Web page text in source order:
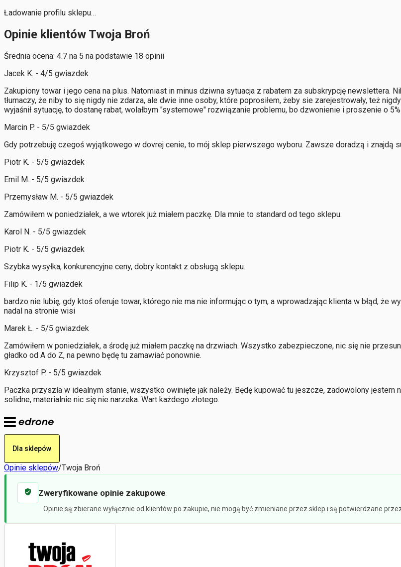
Ładowanie profilu sklepu…
Opinie klientów Twoja Broń
Średnia ocena: 4.7 na 5 na podstawie 18 opinii
Jacek K. - 4/5 gwiazdek
Zakupiony towar i jego cena na plus. Natomiast in minus dziwna sytuacja z rabatem za subskrypcję newslettera.
tłumaczy, że niby to się nigdy nie zdarza, ale dwie inne osoby, które poprosiłem, żeby sie zarejestrowały, też
wyjaśnił sytuację, to dostanę rabat, wolałbym "systemowe" rozwiązanie problemu, bo dzwonienie i proszenie o
Marcin P. - 5/5 gwiazdek
Gdy potrzebuję czegoś wyjątkowego w dovrej cenie, to mój sklep pierwszego wyboru. Zawsze doradzą i znajdą
Piotr K. - 5/5 gwiazdek
Emil M. - 5/5 gwiazdek
Przemysław M. - 5/5 gwiazdek
Zamówiłem w poniedziałek, a we wtorek już miałem paczkę. Dla mnie to standard od tego sklepu.
Karol N. - 5/5 gwiazdek
Piotr K. - 5/5 gwiazdek
Szybka wysyłka, konkurencyjne ceny, dobry kontakt z obsługą sklepu.
Filip K. - 1/5 gwiazdek
bardzo nie lubię, gdy ktoś oferuje towar, którego nie ma nie informując o tym, a wprowadzając klienta w błąd, że
nadal na stronie wisi
Marek Ł. - 5/5 gwiazdek
Zamówiłem w poniedziałek, a środę już miałem paczkę na drzwiach. Wszystko zabezpieczone, nic się nie
gładko od A do Z, na pewno będę tu zamawiać ponownie.
Krzysztof P. - 5/5 gwiazdek
Paczka przyszła w idealnym stanie, wszystko owinięte jak należy. Będę kupować tu jeszcze, zadowolony
solidne, materialnie nic się nie narzeka. Wart każdego złotego.
Dla sklepów
Opinie sklepów/Twoja Broń
Zweryfikowane opinie zakupowe
Opinie są zbierane wyłącznie od klientów po zakupie, nie mogą być zmieniane przez sklep i są potwierdzane